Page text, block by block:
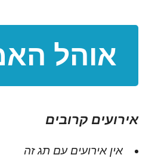
אוהל
אירועים קרובים
אין אירועים עם תג זה